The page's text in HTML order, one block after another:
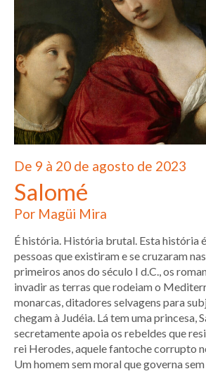
De 9 à 20 de agosto de 2023
Salomé
Por Magüi Mira
É história. História brutal. Esta história
pessoas que existiram e se cruzaram
primeiros anos do século I d.C., os
invadir as terras que rodeiam o
monarcas, ditadores selvagens para
chegam à Judéia. Lá tem uma princesa,
secretamente apoia os rebeldes que
rei Herodes, aquele fantoche corrupto
Um homem sem moral que governa